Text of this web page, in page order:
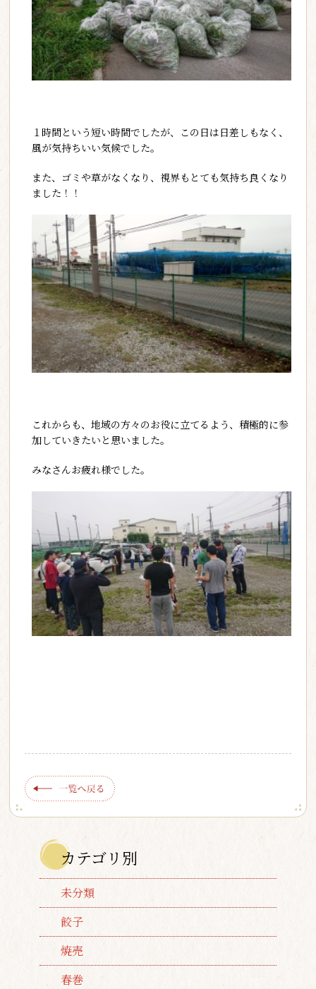
１時間という短い時間でしたが、この日は日差しもなく、
風が気持ちいい気候でした。
また、ゴミや草がなくなり、視界もとても気持ち良くなり
ました！！
これからも、地域の方々のお役に立てるよう、積極的に参
加していきたいと思いました。
みなさんお疲れ様でした。
カテゴリ別
未分類
餃子
焼売
春巻